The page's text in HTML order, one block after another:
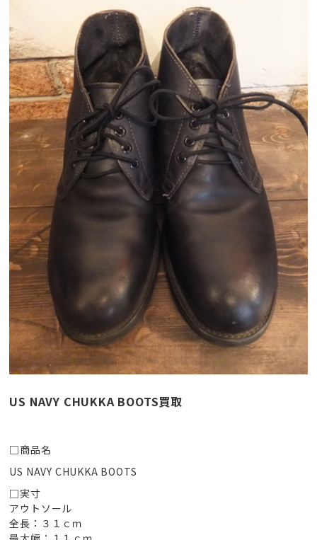
US NAVY CHUKKA BOOTS買取
□商品名
US NAVY CHUKKA BOOTS
□実寸
アウトソール
全長：３１ｃｍ